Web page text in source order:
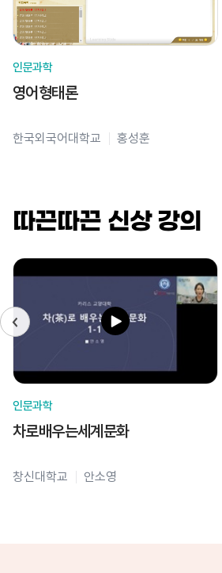
인문과학
영어형태론
한국외국어대학교 홍성훈
따끈따끈 신상 강의
인문과학
차로배우는세계문화
창신대학교 안소영